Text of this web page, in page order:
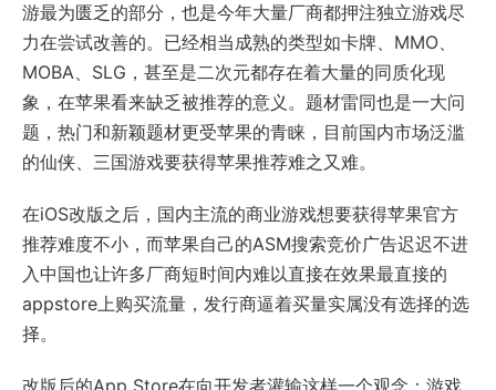
游最为匮乏的部分，也是今年大量厂商都押注独立游戏尽
力在尝试改善的。已经相当成熟的类型如卡牌、MMO、
MOBA、SLG，甚至是二次元都存在着大量的同质化现
象，在苹果看来缺乏被推荐的意义。题材雷同也是一大问
题，热门和新颖题材更受苹果的青睐，目前国内市场泛滥
的仙侠、三国游戏要获得苹果推荐难之又难。
在iOS改版之后，国内主流的商业游戏想要获得苹果官方
推荐难度不小，而苹果自己的ASM搜索竞价广告迟迟不进
入中国也让许多厂商短时间内难以直接在效果最直接的
appstore上购买流量，发行商逼着买量实属没有选择的选
择。